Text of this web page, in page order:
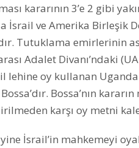
kararının 3’e 2 gibi
ve Amerika Birleşik
Tutuklama emirlerinin
Adalet Divanı’ndaki
oy kullanan
Bossa’nın
karşı oy metni
İsrail’in mahkemeyi